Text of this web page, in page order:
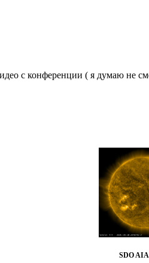
с конференции ( я думаю не
SDO AIA